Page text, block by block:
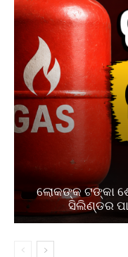
ଲୋକଙ୍କ ଟଙ୍କା
ସିଲିଣ୍ଡର